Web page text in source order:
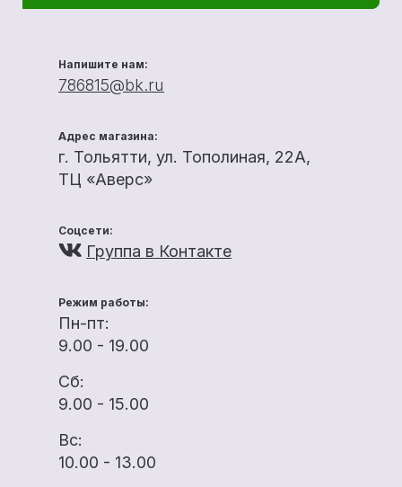
Напишите нам:
786815@bk.ru
Адрес магазина:
г. Тольятти, ул. Тополиная, 22А,
ТЦ «Аверс»
Соцсети:
Группа в Контакте
Режим работы:
Пн-пт:
9.00 - 19.00
Сб:
9.00 - 15.00
Вс:
10.00 - 13.00